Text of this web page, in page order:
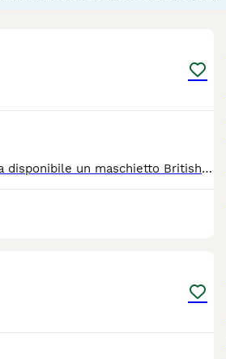
L'Allevamento Felicity Golden ha disponibile un maschietto British Shorthair nella colorazione chocolate golden shell (by12), con splendidi occhi verdi. Nato il 20/4/26, disponibile da subito. 1 genitori sono testati per FIV, FeLV e PKD. Il cucciolo verrà ceduto con: * Libretto sanitario; * Doppia vaccinazione trivalente; * Regolare contratto di cessione; * Pedigree ENFI; * Kit cucciolo. Al momento della consegna sarà già svezzato, autonomo nell'alimentazione e abituato all'uso della lettiera e del tiragraffi. Per maggiori informazioni o fotografie, non esitate a contattarci.